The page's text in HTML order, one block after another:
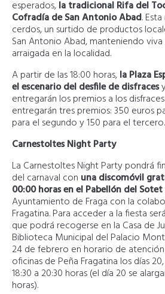
esperados,la tradicional Rifa del
Cofradía de San Antonio Abad.
cerdos, un surtido de productos
San Antonio Abad, manteniendo
arraigada en la localidad.
A partir de las 18:00 horas,la Plaza
el escenario del desfile de disfraces
entregarán los premios a los
entregarán tres premios: 350 euros
para el segundo y 150 para el tercero.
Carnestoltes Night Party
La Carnestoltes Night Party pondrá
del carnaval con una discomóvil
00:00 horas en el Pabellón del Sotet
Ayuntamiento de Fraga con la
Fragatina. Para acceder a la fiesta será
que podrá recogerse en la Casa de
Biblioteca Municipal del Palacio
24 de febrero en horario de
oficinas de Peña Fragatina los días
18:30 a 20:30 horas (el día 20 se
horas).